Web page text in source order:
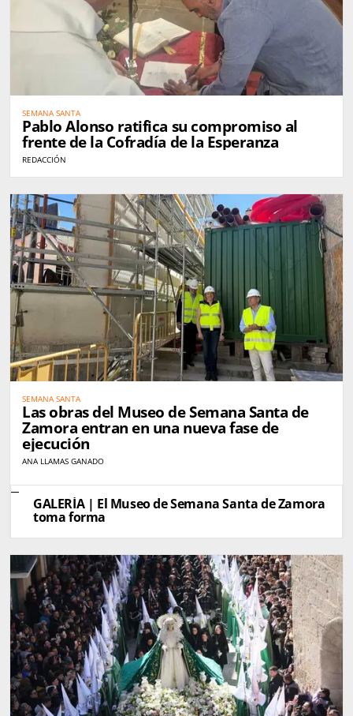
SEMANA SANTA
Pablo Alonso ratifica su compromiso al
frente de la Cofradía de la Esperanza
REDACCIÓN
SEMANA SANTA
Las obras del Museo de Semana Santa de
Zamora entran en una nueva fase de
ejecución
ANA LLAMAS GANADO
GALERÍA | El Museo de Semana Santa de Zamora
toma forma